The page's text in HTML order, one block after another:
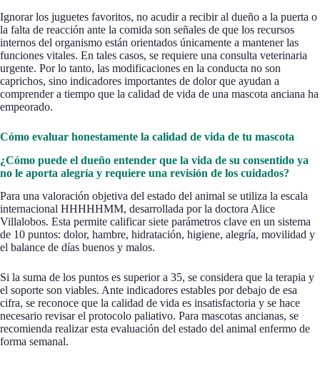
Ignorar los juguetes favoritos, no acudir a recibir al dueño a la puerta o
la falta de reacción ante la comida son señales de que los recursos
internos del organismo están orientados únicamente a mantener las
funciones vitales. En tales casos, se requiere una consulta veterinaria
urgente. Por lo tanto, las modificaciones en la conducta no son
caprichos, sino indicadores importantes de dolor que ayudan a
comprender a tiempo que la calidad de vida de una mascota anciana ha
empeorado.
Cómo evaluar honestamente la calidad de vida de tu mascota
¿Cómo puede el dueño entender que la vida de su consentido ya
no le aporta alegría y requiere una revisión de los cuidados?
Para una valoración objetiva del estado del animal se utiliza la escala
internacional HHHHHMM, desarrollada por la doctora Alice
Villalobos. Esta permite calificar siete parámetros clave en un sistema
de 10 puntos: dolor, hambre, hidratación, higiene, alegría, movilidad y
el balance de días buenos y malos.
Si la suma de los puntos es superior a 35, se considera que la terapia y
el soporte son viables. Ante indicadores estables por debajo de esa
cifra, se reconoce que la calidad de vida es insatisfactoria y se hace
necesario revisar el protocolo paliativo. Para mascotas ancianas, se
recomienda realizar esta evaluación del estado del animal enfermo de
forma semanal.